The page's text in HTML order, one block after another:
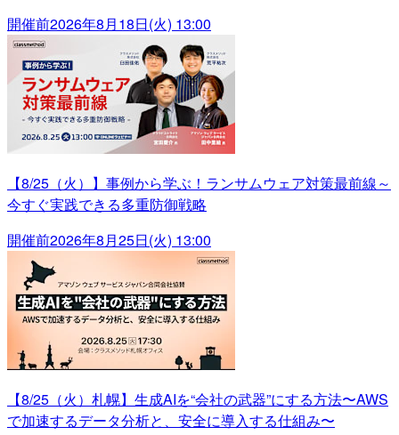
開催前2026年8月18日(火) 13:00
【8/25（火）】事例から学ぶ！ランサムウェア対策最前線～
今すぐ実践できる多重防御戦略
開催前2026年8月25日(火) 13:00
【8/25（火）札幌】生成AIを“会社の武器”にする方法〜AWS
で加速するデータ分析と、安全に導入する仕組み〜